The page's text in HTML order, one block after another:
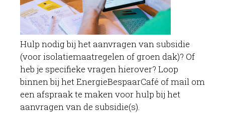
Hulp nodig bij het aanvragen van subsidie
(voor isolatiemaatregelen of groen dak)? Of
heb je specifieke vragen hierover? Loop
binnen bij het EnergieBespaarCafé of mail om
een afspraak te maken voor hulp bij het
aanvragen van de subsidie(s).